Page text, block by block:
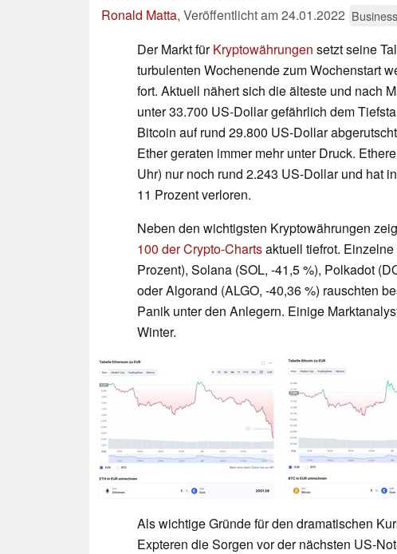
Ronald Matta, Veröffentlicht am24.01.2022 Business
Der Markt fürKryptowährungen setzt seine
turbulenten Wochenende zum Wochenstart
fort. Aktuell nähert sich die älteste und nach
unter 33.700 US-Dollar gefährlich dem
Bitcoin auf rund 29.800 US-Dollar
Ether geraten immer mehr unter Druck.
Uhr) nur noch rund 2.243 US-Dollar und hat
11 Prozent verloren.
Neben den wichtigsten Kryptowährungen
100 der Crypto-Chartsaktuell tiefrot.
Prozent), Solana (SOL, -41,5 %), Polkadot
oder Algorand (ALGO, -40,36 %) rauschten
Panik unter den Anlegern. Einige
Winter.
Als wichtige Gründe für den dramatischen
Expteren die Sorgen vor der nächsten US-